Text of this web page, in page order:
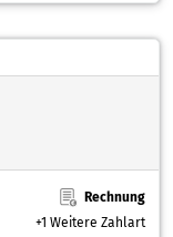
Rechnung
+1 Weitere Zahlart